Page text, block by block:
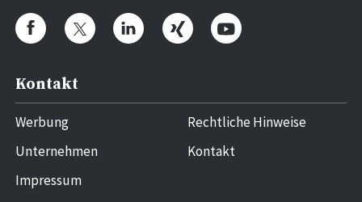
Kontakt
Werbung
Unternehmen
Impressum
Rechtliche Hinweise
Kontakt